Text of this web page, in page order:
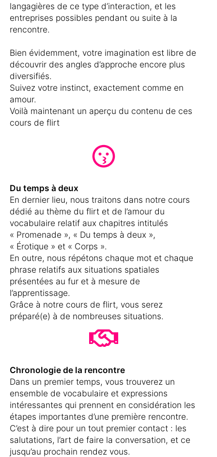
langagières de ce type d’interaction, et les
entreprises possibles pendant ou suite à la
rencontre.
Bien évidemment, votre imagination est libre de
découvrir des angles d’approche encore plus
diversifiés.
Suivez votre instinct, exactement comme en
amour.
Voilà maintenant un aperçu du contenu de ces
cours de flirt
Du temps à deux
En dernier lieu, nous traitons dans notre cours
dédié au thème du flirt et de l’amour du
vocabulaire relatif aux chapitres intitulés
« Promenade », « Du temps à deux »,
« Érotique » et « Corps ».
En outre, nous répétons chaque mot et chaque
phrase relatifs aux situations spatiales
présentées au fur et à mesure de
l’apprentissage.
Grâce à notre cours de flirt, vous serez
préparé(e) à de nombreuses situations.
Chronologie de la rencontre
Dans un premier temps, vous trouverez un
ensemble de vocabulaire et expressions
intéressantes qui prennent en considération les
étapes importantes d’une première rencontre.
C’est à dire pour un tout premier contact : les
salutations, l’art de faire la conversation, et ce
jusqu’au prochain rendez vous.